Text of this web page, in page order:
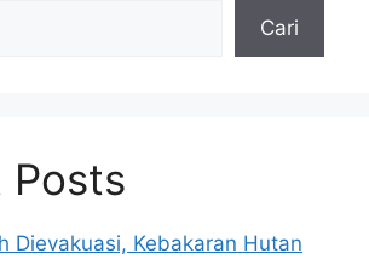
Cari
Posts
Dievakuasi, Kebakaran Hutan